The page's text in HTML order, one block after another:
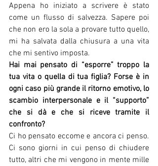
Appena ho iniziato a scrivere è stato
come un flusso di salvezza. Sapere poi
che non ero la sola a provare tutto quello,
mi ha salvata dalla chiusura a una vita
che mi sentivo imposta.
Hai mai pensato di “esporre” troppo la
tua vita o quella di tua figlia? Forse è in
ogni caso più grande il ritorno emotivo, lo
scambio interpersonale e il “supporto”
che si dà e che si riceve tramite il
confronto?
Ci ho pensato eccome e ancora ci penso.
Ci sono giorni in cui penso di chiudere
tutto, altri che mi vengono in mente mille